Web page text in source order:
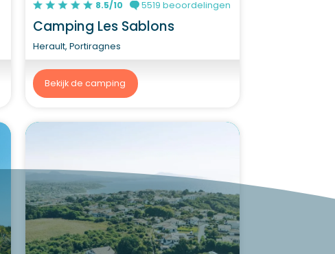
8.5/10 5519 beoordelingen
Camping Les Sablons
Herault, Portiragnes
Bekijk de camping